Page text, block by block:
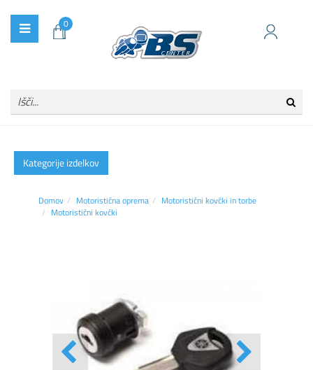
0
Kategorije izdelkov
Domov Motoristična oprema
Motoristični kovčki in torbe
Motoristični kovčki